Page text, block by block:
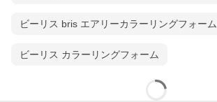
ビーリス bris エアリーカラーリングフォーム
ビーリス カラーリングフォーム